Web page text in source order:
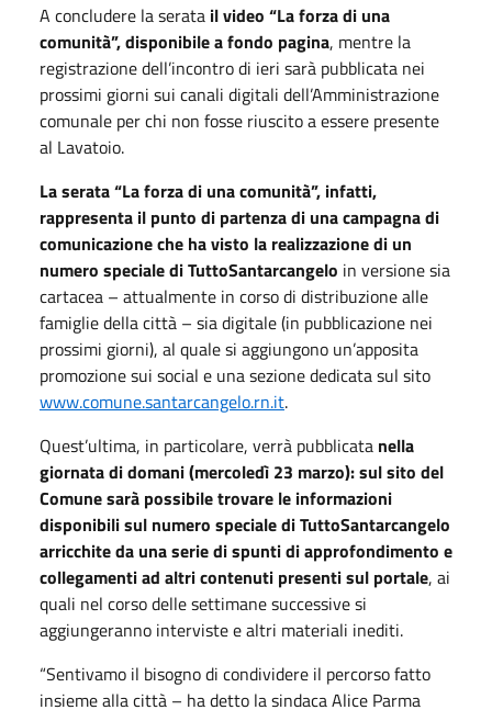
A concludere la serata il video “La forza di una
comunità”, disponibile a fondo pagina, mentre la
registrazione dell’incontro di ieri sarà pubblicata nei
prossimi giorni sui canali digitali dell’Amministrazione
comunale per chi non fosse riuscito a essere presente
al Lavatoio.
La serata “La forza di una comunità”, infatti,
rappresenta il punto di partenza di una campagna di
comunicazione che ha visto la realizzazione di un
numero speciale di TuttoSantarcangelo in versione sia
cartacea – attualmente in corso di distribuzione alle
famiglie della città – sia digitale (in pubblicazione nei
prossimi giorni), al quale si aggiungono un’apposita
promozione sui social e una sezione dedicata sul sito
www.comune.santarcangelo.rn.it.
Quest’ultima, in particolare, verrà pubblicata nella
giornata di domani (mercoledì 23 marzo): sul sito del
Comune sarà possibile trovare le informazioni
disponibili sul numero speciale di TuttoSantarcangelo
arricchite da una serie di spunti di approfondimento e
collegamenti ad altri contenuti presenti sul portale, ai
quali nel corso delle settimane successive si
aggiungeranno interviste e altri materiali inediti.
“Sentivamo il bisogno di condividere il percorso fatto
insieme alla città – ha detto la sindaca Alice Parma